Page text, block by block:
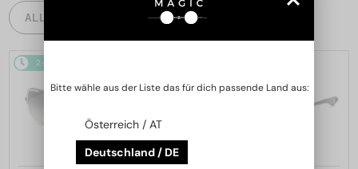
ALLE PRODUKTE
2-4 WERKTAGE
Bitte wähle aus der Liste das für dich passende Land aus:
Österreich / AT
Deutschland / DE